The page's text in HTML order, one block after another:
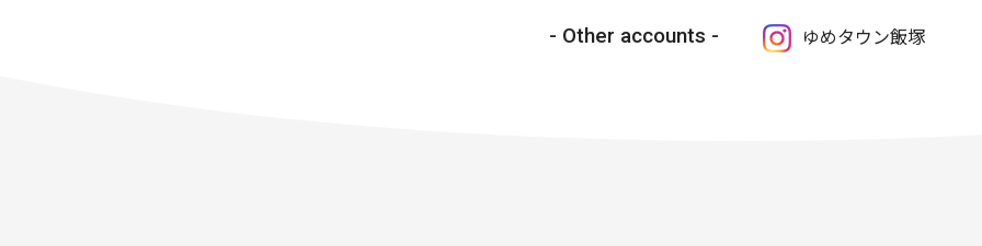
Other accounts ゆめタウン飯塚